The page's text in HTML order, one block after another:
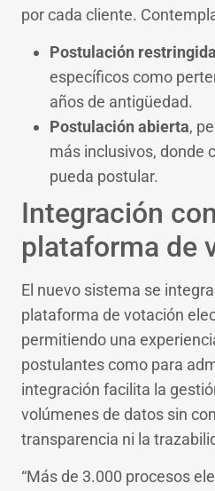
por cada cliente.
Postulación restringida
específicos como
años de antigüedad.
Postulación abierta,
más inclusivos, donde
pueda postular.
Integración
plataforma de
El nuevo sistema se
plataforma de votación
permitiendo una
postulantes como para
integración facilita la
volúmenes de datos sin
transparencia ni la
“Más de 3.000 procesos